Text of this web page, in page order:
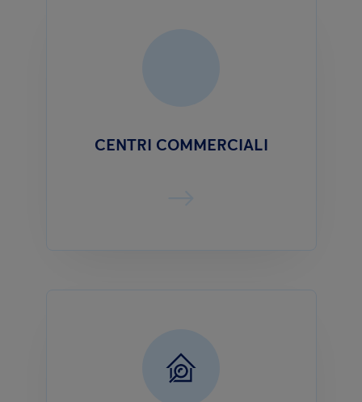
CENTRI COMMERCIALI